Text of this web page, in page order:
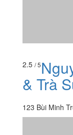
2.5 / 5
& Trà
123 Bùi Minh